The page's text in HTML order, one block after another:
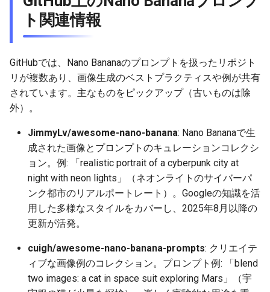
2026-05-12
2026-05-10
2026-05-09
2026-05-07
2026-05-06
2026-05-05
2026-05-04
2026-05-03
2025-10-27
2025-10-25
2025-10-24
2025-10-22
2025-10-21
2025-10-20
2025-10-19
2025-10-18
2026-05-12
2026-05-10
2026-05-09
2026-05-07
2026-05-06
2026-05-05
2026-05-04
2026-05-03
2025-10-27
2025-10-25
2025-10-24
2025-10-22
2025-10-21
2025-10-20
2025-10-19
2025-10-18
2026-05-09
2026-05-08
2026-05-07
2026-05-06
2026-05-04
2026-05-03
2026-05-02
2026-05-01
2026-04-30
2026-05-08
2026-05-06
2026-05-05
2026-05-03
2026-05-02
2026-05-01
2026-04-30
2026-04-29
2025-10-27
2025-10-25
2025-10-24
2025-10-22
2025-10-21
2025-10-20
2025-10-19
2025-10-18
ト関連情報
GitHubでは、Nano Bananaのプロンプトを扱ったリポジト
リが複数あり、画像生成のベストプラクティスや例が共有
されています。主なものをピックアップ（古いものは除
外）。
JimmyLv/awesome-nano-banana: Nano Bananaで生
成された画像とプロンプトのキュレーションコレクシ
ョン。例: 「realistic portrait of a cyberpunk city at
night with neon lights」（ネオンライトのサイバーパ
ンク都市のリアルポートレート）。Googleの知識を活
用した多様なスタイルをカバーし、2025年8月以降の
更新が活発。
cuigh/awesome-nano-banana-prompts: クリエイテ
ィブな画像例のコレクション。プロンプト例: 「blend
two images: a cat in space suit exploring Mars」（宇